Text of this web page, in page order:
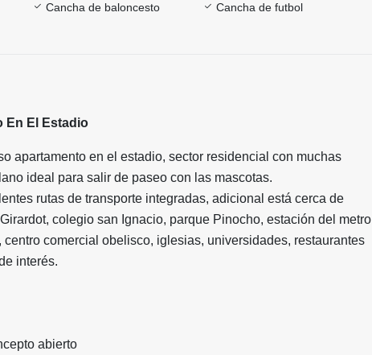
Cancha de baloncesto
Cancha de futbol
En El Estadio
apartamento en el estadio, sector residencial con muchas
ideal para salir de paseo con las mascotas.
rutas de transporte integradas, adicional está cerca de
colegio san Ignacio, parque Pinocho, estación del metro
centro comercial obelisco, iglesias, universidades, restaurantes
interés.
abierto